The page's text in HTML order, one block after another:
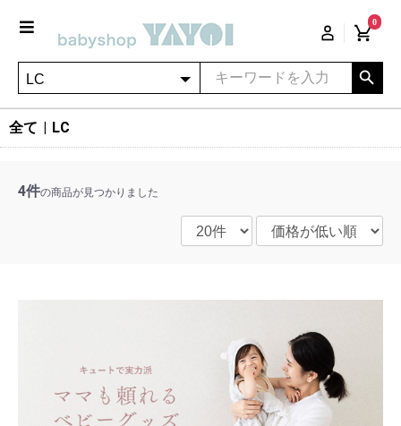
0
全て | LC
4件の商品が見つかりました